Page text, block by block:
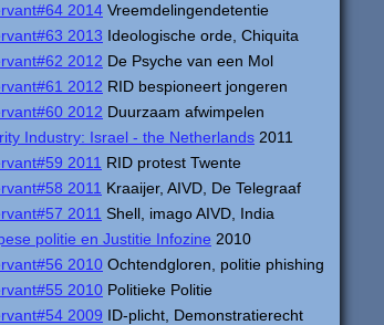
2014 Vreemdelingendetentie
2013 Ideologische orde, Chiquita
2012 De Psyche van een Mol
2012 RID bespioneert jongeren
2012 Duurzaam afwimpelen
Industry: Israel - the Netherlands 2011
2011 RID protest Twente
2011 Kraaijer, AIVD, De Telegraaf
2011 Shell, imago AIVD, India
politie en Justitie Infozine 2010
2010 Ochtendgloren, politie phishing
2010 Politieke Politie
2009 ID-plicht, Demonstratierecht